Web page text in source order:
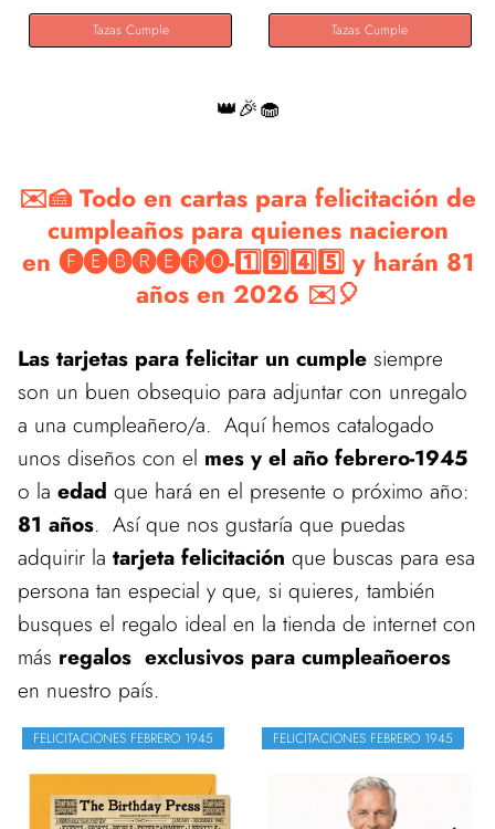
Tazas Cumple Tazas Cumple
👑🎉🧁
✉️🍰 Todo en cartas para felicitación de
cumpleaños para quienes nacieron
en 🅕🅔🅑🅡🅔🅡🅞-1️⃣9️⃣4️⃣5️⃣ y harán 81
años en 2026 ✉️🎈
Las tarjetas para felicitar un cumple siempre
son un buen obsequio para adjuntar con unregalo
a una cumpleañero/a. Aquí hemos catalogado
unos diseños con el mes y el año febrero-1945
o la edad que hará en el presente o próximo año:
81 años. Así que nos gustaría que puedas
adquirir la tarjeta felicitación que buscas para esa
persona tan especial y que, si quieres, también
busques el regalo ideal en la tienda de internet con
más regalos exclusivos para cumpleañoeros
en nuestro país.
FELICITACIONES FEBRERO 1945 FELICITACIONES FEBRERO 1945